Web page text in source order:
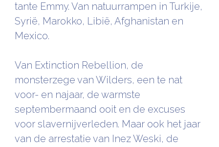
tante Emmy. Van natuurrampen in Turkije,
Syrië, Marokko, Libië, Afghanistan en
Mexico.
Van Extinction Rebellion, de
monsterzege van Wilders, een te nat
voor- en najaar, de warmste
septembermaand ooit en de excuses
voor slavernijverleden. Maar ook het jaar
van de arrestatie van Inez Weski, de